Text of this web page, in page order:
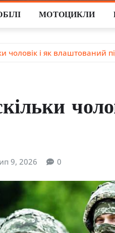
МОТОЦИКЛИ
чоловік і як влаштований
9, 2026 0